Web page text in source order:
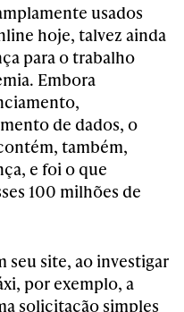
usados
hoje, talvez ainda
para o trabalho
Embora
de dados, o
também,
e foi o que
100 milhões de
seu site, ao investigar
por exemplo, a
solicitação simples